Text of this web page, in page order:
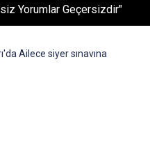
Ailece siyer sınavına